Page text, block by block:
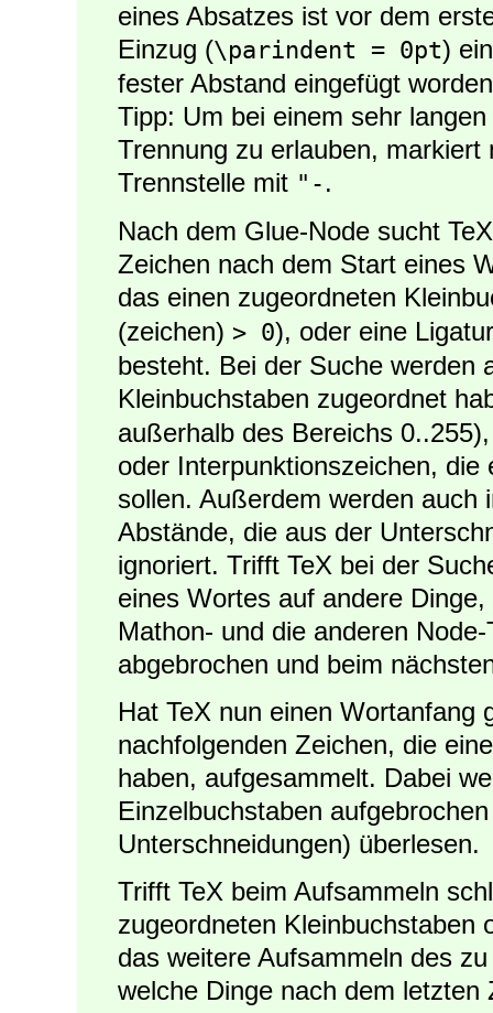
eines Absatzes ist vor dem
Einzug (\parindent = 0pt)
fester Abstand eingefügt
Tipp: Um bei einem sehr
Trennung zu erlauben, markiert
Trennstelle mit "- .
Nach dem Glue-Node sucht
Zeichen nach dem Start eines
das einen zugeordneten
(zeichen) > 0), oder eine
besteht. Bei der Suche werden
Kleinbuchstaben zugeordnet
außerhalb des Bereichs
oder Interpunktionszeichen,
sollen. Außerdem werden auch
Abstände, die aus der
ignoriert. Trifft TeX bei der
eines Wortes auf andere
Mathon- und die anderen
abgebrochen und beim
Hat TeX nun einen Wortanfang
nachfolgenden Zeichen, die
haben, aufgesammelt. Dabei
Einzelbuchstaben
Unterschneidungen) überlesen.
Trifft TeX beim Aufsammeln
zugeordneten Kleinbuchstaben
das weitere Aufsammeln des
welche Dinge nach dem